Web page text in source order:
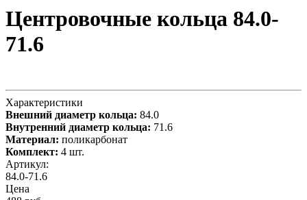
Центровочные кольца 84.0-
71.6
Характеристики
Внешний диаметр кольца: 84.0
Внутренний диаметр кольца: 71.6
Материал: поликарбонат
Комплект: 4 шт.
Артикул:
84.0-71.6
Цена